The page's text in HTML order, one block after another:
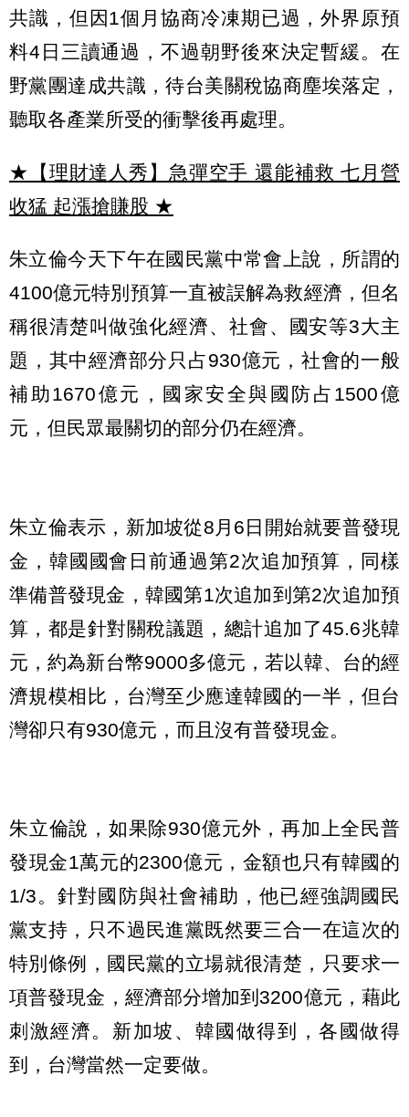
共識，但因1個月協商冷凍期已過，外界原預
料4日三讀通過，不過朝野後來決定暫緩。在
野黨團達成共識，待台美關稅協商塵埃落定，
聽取各產業所受的衝擊後再處理。
★【理財達人秀】急彈空手 還能補救 七月營
收猛 起漲搶賺股 ★
朱立倫今天下午在國民黨中常會上說，所謂的
4100億元特別預算一直被誤解為救經濟，但名
稱很清楚叫做強化經濟、社會、國安等3大主
題，其中經濟部分只占930億元，社會的一般
補助1670億元，國家安全與國防占1500億
元，但民眾最關切的部分仍在經濟。
朱立倫表示，新加坡從8月6日開始就要普發現
金，韓國國會日前通過第2次追加預算，同樣
準備普發現金，韓國第1次追加到第2次追加預
算，都是針對關稅議題，總計追加了45.6兆韓
元，約為新台幣9000多億元，若以韓、台的經
濟規模相比，台灣至少應達韓國的一半，但台
灣卻只有930億元，而且沒有普發現金。
朱立倫說，如果除930億元外，再加上全民普
發現金1萬元的2300億元，金額也只有韓國的
1/3。針對國防與社會補助，他已經強調國民
黨支持，只不過民進黨既然要三合一在這次的
特別條例，國民黨的立場就很清楚，只要求一
項普發現金，經濟部分增加到3200億元，藉此
刺激經濟。新加坡、韓國做得到，各國做得
到，台灣當然一定要做。